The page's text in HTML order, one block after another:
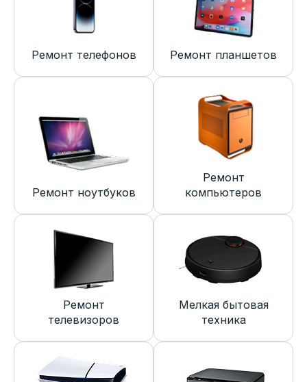
Ремонт телефонов Ремонт планшетов
Ремонт ноутбуков
Ремонт
компьютеров
Ремонт
телевизоров
Мелкая бытовая
техника